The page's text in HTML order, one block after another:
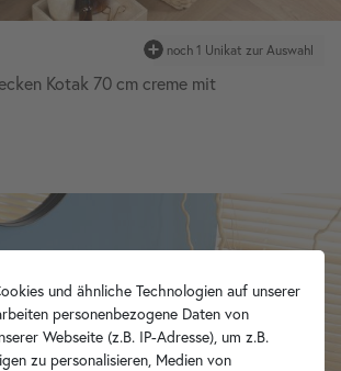
Kotak 70 cm creme mit
und ähnliche Technologien auf unserer
personenbezogene Daten von
Webseite (z.B. IP-Adresse), um z.B.
zu personalisieren, Medien von